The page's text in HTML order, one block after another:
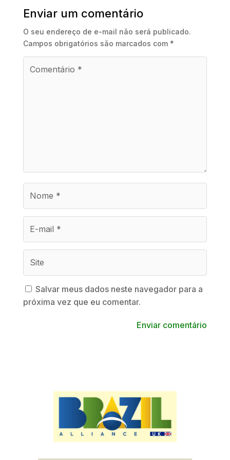
Enviar um comentário
O seu endereço de e-mail não será publicado.
Campos obrigatórios são marcados com *
Salvar meus dados neste navegador para a
próxima vez que eu comentar.
Enviar comentário